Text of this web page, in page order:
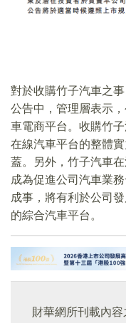
對於收購竹子汽車之
公告中，管理層表示
車電商平台。收購竹
在線汽車平台的整體
蓋。另外，竹子汽車
成為促進公司汽車業
成事，將有利於公司
的綜合汽車平台。
財華網所刊載內